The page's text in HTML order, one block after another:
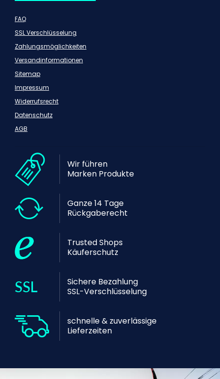
FAQ
SSL Verschlüsselung
Zahlungsmöglichkeiten
Versandinformationen
Sitemap
Impressum
Widerrufsrecht
Datenschutz
AGB
Wir führen
Marken Produkte
Ganze 14 Tage
Rückgaberecht
Trusted Shops
Käuferschutz
Sichere Bezahlung
SSL-Verschlüsselung
schnelle & zuverlässige
Lieferzeiten